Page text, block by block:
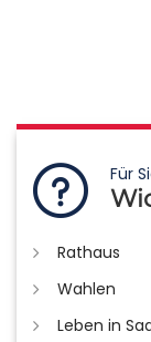
Für
Rathaus
Wahlen
Leben in